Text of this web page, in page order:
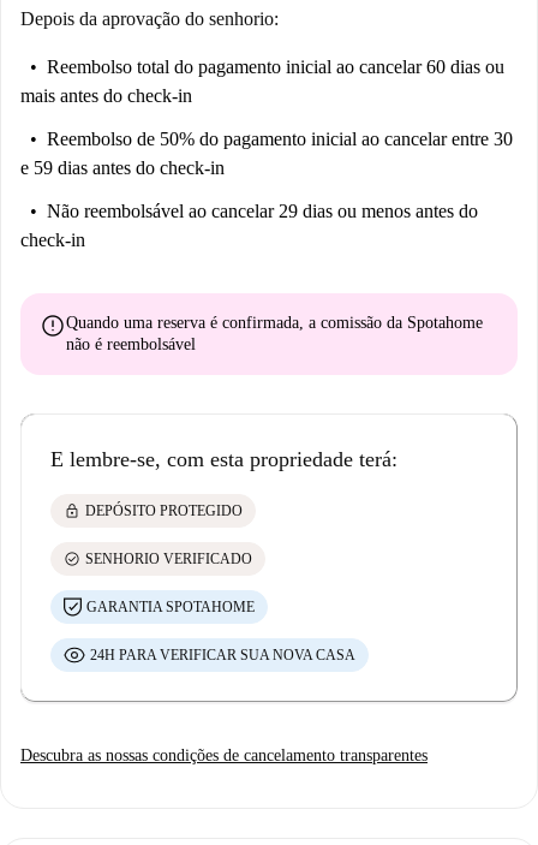
Depois da aprovação do senhorio:
Reembolso total do pagamento inicial ao cancelar 60 dias ou
mais antes do check-in
Reembolso de 50% do pagamento inicial ao cancelar entre 30
e 59 dias antes do check-in
Não reembolsável ao cancelar 29 dias ou menos antes do
check-in
errorQuando uma reserva é confirmada, a comissão da Spotahome
não é reembolsável
E lembre-se, com esta propriedade terá:
lock DEPÓSITO PROTEGIDO
check_circle SENHORIO VERIFICADO
GARANTIA SPOTAHOME
24H PARA VERIFICAR SUA NOVA CASA
Descubra as nossas condições de cancelamento transparentes